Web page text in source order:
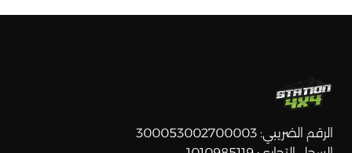
الرقم الضريبي: 300053002700003